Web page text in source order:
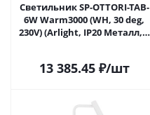
Светильник SP-OTTORI-TAB-
6W Warm3000 (WH, 30 deg,
230V) (Arlight, IP20 Металл, 3
13 385.45₽/шт